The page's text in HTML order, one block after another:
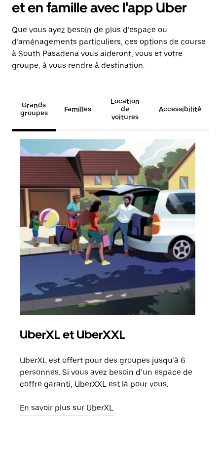
et en famille avec l'app Uber
Que vous ayez besoin de plus d’espace ou
d’aménagements particuliers, ces options de course
à South Pasadena vous aideront, vous et votre
groupe, à vous rendre à destination.
Grands
groupes
Familles
Location
de
voitures
Accessibilité
UberXL et UberXXL
UberXL est offert pour des groupes jusqu’à 6
personnes. Si vous avez besoin d’un espace de
coffre garanti, UberXXL est là pour vous.
En savoir plus sur UberXL